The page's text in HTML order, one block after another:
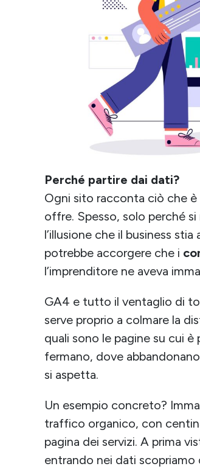
Perché partire dai dati?
Ogni sito racconta ciò che è
offre. Spesso, solo perché
l’illusione che il business
potrebbe accorgere che i
l’imprenditore ne aveva
GA4 e tutto il ventaglio di
serve proprio a colmare la
quali sono le pagine su cui
fermano, dove
si aspetta.
Un esempio concreto?
traffico organico, con
pagina dei servizi. A prima
entrando nei dati